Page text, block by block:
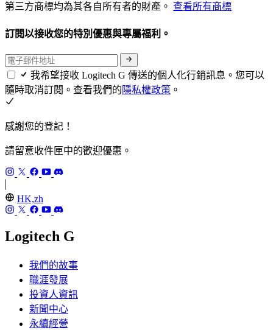
第三方商標均為其各自所有者的財產。 查看所有商標
訂閱以接收您的特別優惠與專屬福利。
我希望接收 Logitech G 傳送的個人化行銷訊息。您可以
隨時取消訂閱。查看我們的隱私權政策 。
感謝您的登記！
請留意收件匣中的歡迎優惠。
HK,zh
Logitech G
我們的故事
職涯發展
投資人資訊
新聞中心
永續經營